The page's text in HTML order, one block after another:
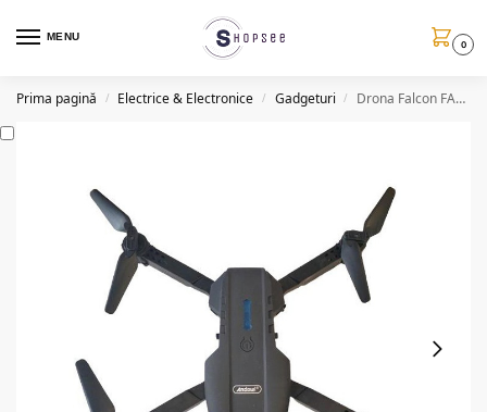
MENU
0
Prima pagină / Electrice & Electronice / Gadgeturi / Drona Falcon FA98, HD, telecomanda